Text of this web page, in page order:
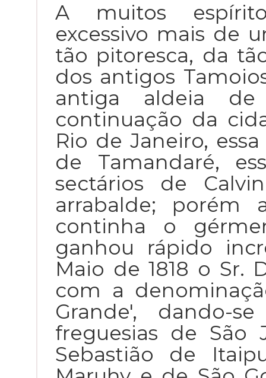
A muitos
excessivo mais de
tão pitoresca, da
dos antigos
antiga aldeia de
continuação da
Rio de Janeiro,
de Tamandaré,
sectários de
arrabalde; porém
continha o
ganhou rápido
Maio de 1818 o Sr.
com a
Grande', dando-
freguesias de São
Sebastião de